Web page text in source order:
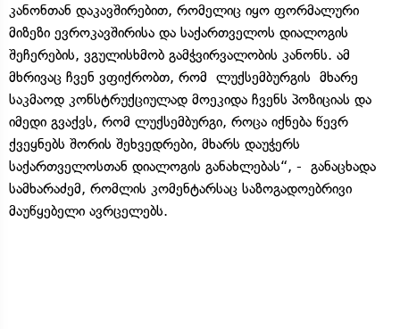
კანონთან დაკავშირებით, რომელიც იყო ფორმალური
მიზეზი ევროკავშირისა და საქართველოს დიალოგის
შეჩერების, ვგულისხმობ გამჭვირვალობის კანონს. ამ
მხრივაც ჩვენ ვფიქრობთ, რომ ლუქსემბურგის მხარე
საკმაოდ კონსტრუქციულად მოეკიდა ჩვენს პოზიციას და
იმედი გვაქვს, რომ ლუქსემბურგი, როცა იქნება წევრ
ქვეყნებს შორის შეხვედრები, მხარს დაუჭერს
საქართველოსთან დიალოგის განახლებას“, - განაცხადა
სამხარაძემ, რომლის კომენტარსაც საზოგადოებრივი
მაუწყებელი ავრცელებს.